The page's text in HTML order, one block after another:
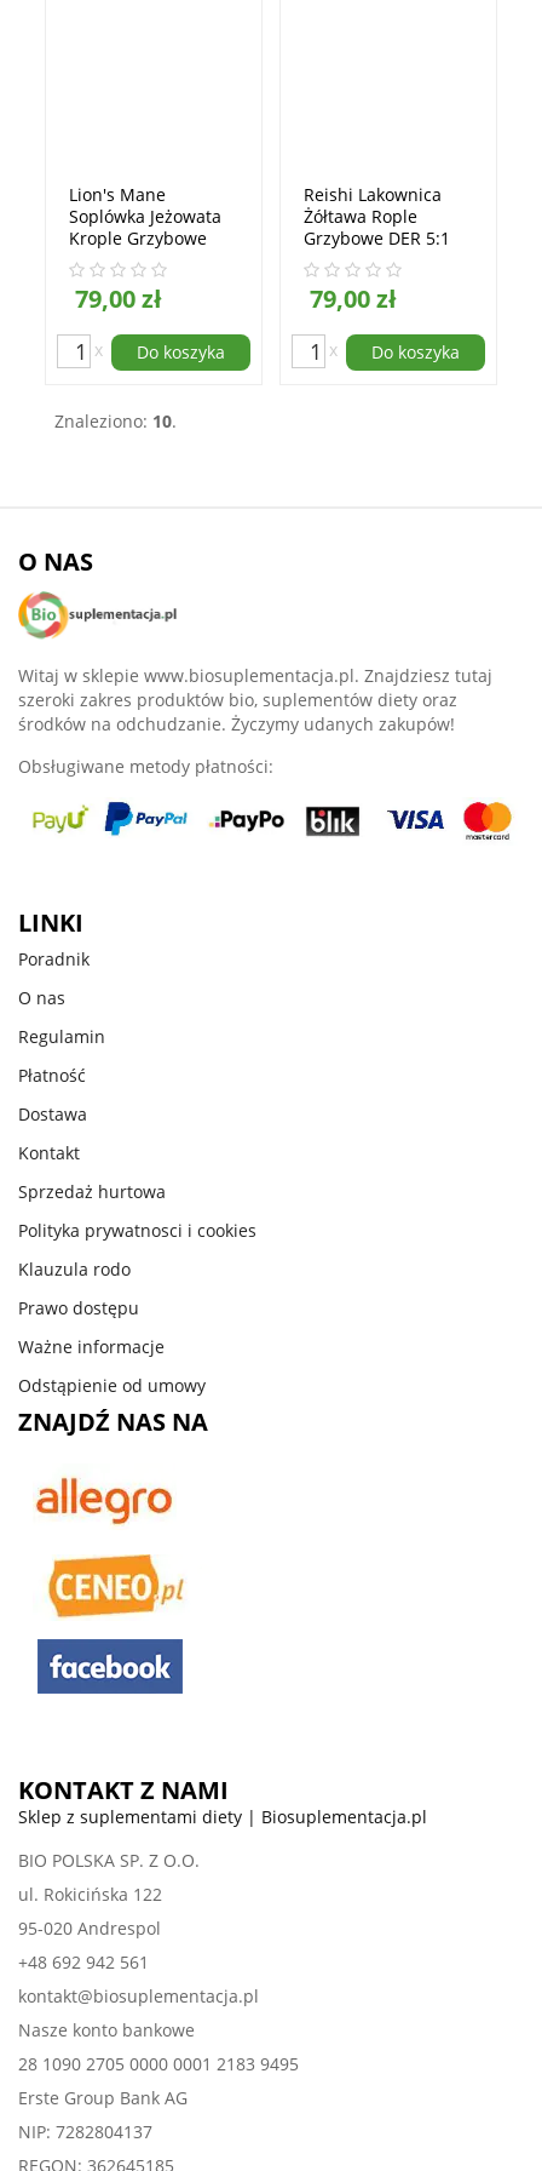
Lion's Mane
Soplówka Jeżowata
Krople Grzybowe
DER 5:1 50ml Olma
Pharm
79,00 zł
x Do koszyka
Reishi Lakownica
Żółtawa Rople
Grzybowe DER 5:1
50ml Olma Pharm
79,00 zł
x Do koszyka
Znaleziono: 10.
O NAS
Witaj w sklepie www.biosuplementacja.pl. Znajdziesz tutaj
szeroki zakres produktów bio, suplementów diety oraz
środków na odchudzanie. Życzymy udanych zakupów!
Obsługiwane metody płatności:
LINKI
Poradnik
O nas
Regulamin
Płatność
Dostawa
Kontakt
Sprzedaż hurtowa
Polityka prywatnosci i cookies
Klauzula rodo
Prawo dostępu
Ważne informacje
Odstąpienie od umowy
ZNAJDŹ NAS NA
KONTAKT Z NAMI
Sklep z suplementami diety | Biosuplementacja.pl
BIO POLSKA SP. Z O.O.
ul. Rokicińska 122
95-020 Andrespol
+48 692 942 561
kontakt@biosuplementacja.pl
Nasze konto bankowe
28 1090 2705 0000 0001 2183 9495
Erste Group Bank AG
NIP: 7282804137
REGON: 362645185